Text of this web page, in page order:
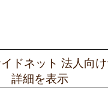
イドネット 法人向
詳細を表示